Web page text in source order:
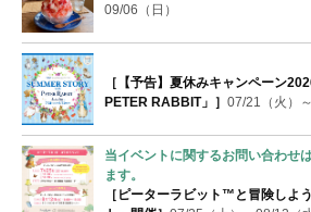
09/06（日）
［【予告】夏休みキャンペーン
PETER RABBIT」］ 07/21（火）
当イベントに関するお問い合わせ
ます。
［ピーターラビット™と冒険しよ